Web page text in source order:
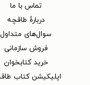
تماس با ما
دربارهٔ طاقچه
سوال‌های متداول
فروش سازمانی
خرید کتابخوان
اپلیکیشن کتاب